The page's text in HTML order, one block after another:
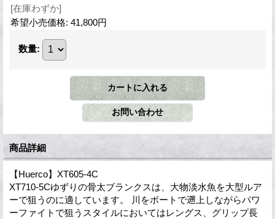
[在庫わずか]
希望小売価格: 41,800円
数量:
商品詳細
【Huerco】XT605-4C
XT710-5Cゆずりの骨太ブランクスは、大物淡水魚を大型ルア
ーで狙うのに適しています。 川をボートで遡上しながらパワ
ーファイトで狙うスタイルにおいてはレングス、グリップ長